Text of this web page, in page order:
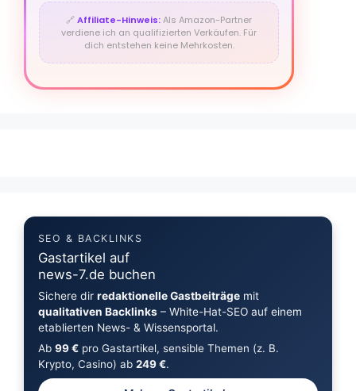
🔗Affiliate-Hinweis:Als Amazon-Partner
verdiene ich an qualifizierten Verkäufen. Für
dich entstehen keine Mehrkosten.
SEO & BACKLINKS
Gastartikel auf
news-7.de buchen
Sichere dir redaktionelle Gastbeiträgemit
qualitativen Backlinks– White-Hat-SEO auf einem
etablierten News- & Wissensportal.
Ab 99 €pro Gastartikel, sensible Themen (z. B.
Krypto, Casino) ab 249 €.